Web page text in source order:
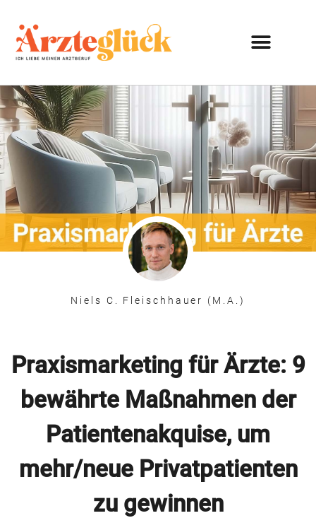
Niels C. Fleischhauer (M.A.)
Praxismarketing für Ärzte: 9
bewährte Maßnahmen der
Patientenakquise, um
mehr/neue Privatpatienten
zu gewinnen